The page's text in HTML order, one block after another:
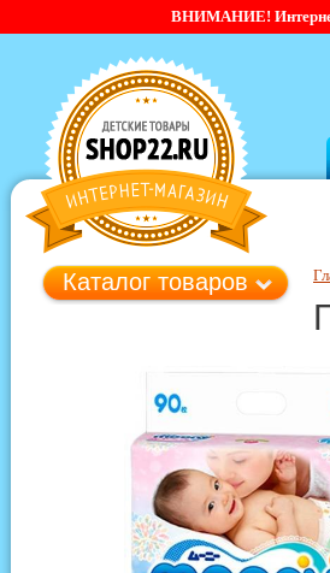
ВНИМАНИЕ! Интернет-
Каталог товаров